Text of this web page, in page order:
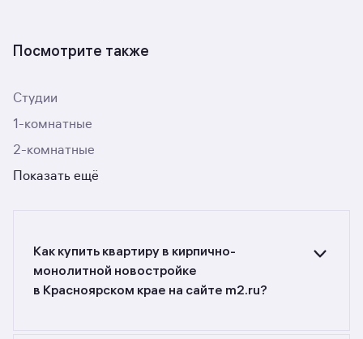
Посмотрите также
Студии
1-комнатные
2-комнатные
Показать ещё
Как купить квартиру в кирпично-
монолитной новостройке
в Красноярском крае на сайте m2.ru?